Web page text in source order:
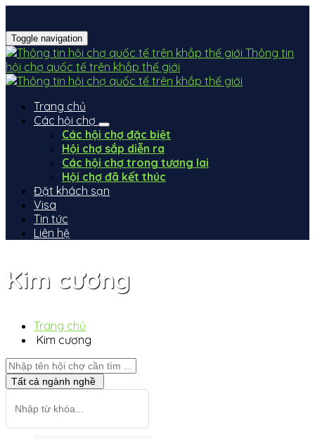
Toggle navigation
Thông tin
hội chợ quốc tế trên khắp thế giới
Trang chủ
Các hội chợ
Các hội chợ đặc biệt
Hội chợ sắp diễn ra
Các hội chợ trong tương lai
Hội chợ đã kết thúc
Đặt khách sạn
Visa
Tin tức
Liên hệ
Kim cương
Trang chủ
Kim cương
Tất cả ngành nghề